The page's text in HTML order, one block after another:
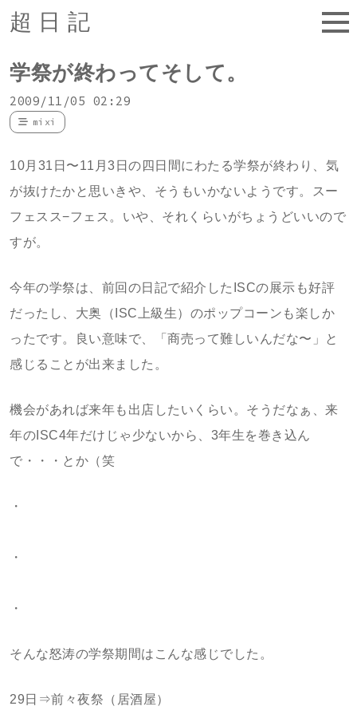
超日記
学祭が終わってそして。
2009/11/05 02:29
mixi
10月31日〜11月3日の四日間にわたる学祭が終わり、気
が抜けたかと思いきや、そうもいかないようです。スー
フェスス−フェス。いや、それくらいがちょうどいいので
すが。
今年の学祭は、前回の日記で紹介したISCの展示も好評
だったし、大奥（ISC上級生）のポップコーンも楽しか
ったです。良い意味で、「商売って難しいんだな〜」と
感じることが出来ました。
機会があれば来年も出店したいくらい。そうだなぁ、来
年のISC4年だけじゃ少ないから、3年生を巻き込ん
で・・・とか（笑
・
・
・
そんな怒涛の学祭期間はこんな感じでした。
29日⇒前々夜祭（居酒屋）